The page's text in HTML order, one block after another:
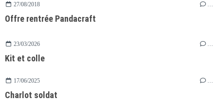
27/08/2018
Offre rentrée Pandacraft
23/03/2026 …
Kit et colle
17/06/2025 …
Charlot soldat